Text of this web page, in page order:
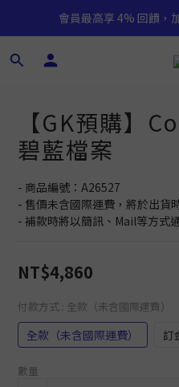
會員最高享 4% 回饋，
【GK預購】
碧藍檔案
- 商品編號：A26527
- 售價未含國際運費，將於出貨
- 補款時將以簡訊、Mail等方式
NT$4,860
付款方式 : 全款（未含國際運費）
全款（未含國際運費） 訂
數量